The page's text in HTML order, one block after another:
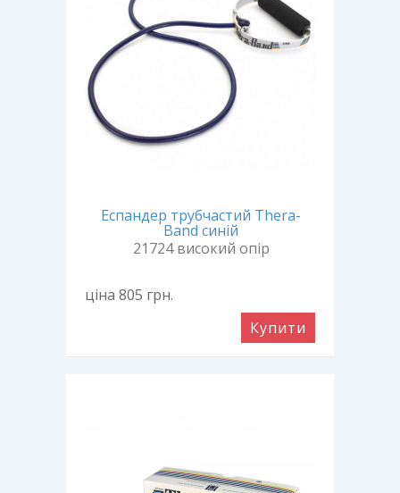
Еспандер трубчастий Thera-
Band синій
21724 високий опір
ціна 805 грн.
Купити